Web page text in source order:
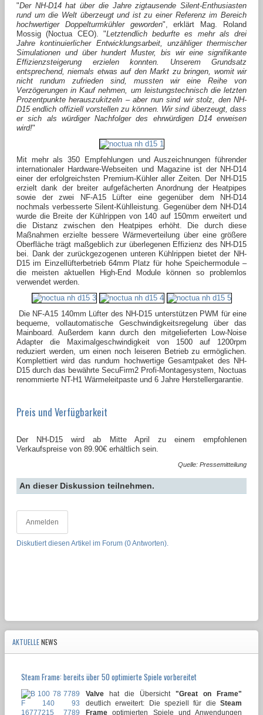
"Der NH-D14 hat über die Jahre zigtausende Silent-Enthusiasten
rund um die Welt überzeugt und ist zu einer Referenz im Bereich
hochwertiger Doppelturmkühler geworden", erklärt Mag. Roland
Mossig (Noctua CEO). "Letztendlich bedurfte es mehr als drei
Jahre kontinuierlicher Entwicklungsarbeit, unzähliger thermischer
Simulationen und über hundert Muster, bis wir eine signifikante
Effizienzsteigerung erzielen konnten. Unserem Grundsatz
entsprechend, niemals etwas auf den Markt zu bringen, womit wir
nicht rundum zufrieden sind, mussten wir eine Reihe von
Verzögerungen in Kauf nehmen, um leistungstechnisch die letzten
Prozentpunkte herauszukitzeln – aber nun sind wir stolz, den NH-
D15 endlich offiziell vorstellen zu können. Wir sind überzeugt, dass
er sich als würdiger Nachfolger des ehrwürdigen D14 erweisen
wird!"
Mit mehr als 350 Empfehlungen und Auszeichnungen führender
internationaler Hardware-Webseiten und Magazine ist der NH-D14
einer der erfolgreichsten Premium-Kühler aller Zeiten. Der NH-D15
erzielt dank der breiter aufgefächerten Anordnung der Heatpipes
sowie der zwei NF-A15 Lüfter eine gegenüber dem NH-D14
nochmals verbesserte Silent-Kühlleistung. Gegenüber dem NH-D14
wurde die Breite der Kühlrippen von 140 auf 150mm erweitert und
die Distanz zwischen den Heatpipes erhöht. Die durch diese
Maßnahmen erzielte bessere Wärmeverteilung über eine größere
Oberfläche trägt maßgeblich zur überlegenen Effizienz des NH-D15
bei. Dank der zurückgezogenen unteren Kühlrippen bietet der NH-
D15 im Einzellüfterbetrieb 64mm Platz für hohe Speichermodule –
die meisten aktuellen High-End Module können so problemlos
verwendet werden.
Die NF-A15 140mm Lüfter des NH-D15 unterstützen PWM für eine
bequeme, vollautomatische Geschwindigkeitsregelung über das
Mainboard. Außerdem kann durch den mitgelieferten Low-Noise
Adapter die Maximalgeschwindigkeit von 1500 auf 1200rpm
reduziert werden, um einen noch leiseren Betrieb zu ermöglichen.
Komplettiert wird das rundum hochwertige Gesamtpaket des NH-
D15 durch das bewährte SecuFirm2 Profi-Montagesystem, Noctuas
renommierte NT-H1 Wärmeleitpaste und 6 Jahre Herstellergarantie.
Preis und Verfügbarkeit
Der NH-D15 wird ab Mitte April zu einem empfohlenen
Verkaufspreise von 89.90€ erhältlich sein.
Quelle: Pressemitteilung
An dieser Diskussion teilnehmen.
Anmelden
Diskutiert diesen Artikel im Forum (0 Antworten).
AKTUELLENEWS
Steam Frame: bereits über 50 optimierte Spiele vorbereitet
Valve hat die Übersicht "Great on Frame"
deutlich erweitert: Die speziell für die Steam
Frame optimierten Spiele und Anwendungen